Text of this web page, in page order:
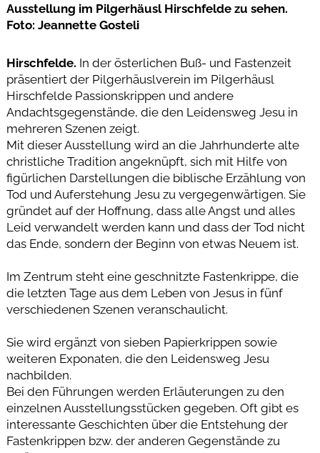
Ausstellung im Pilgerhäusl Hirschfelde zu sehen.
Foto: Jeannette Gosteli
Hirschfelde. In der österlichen Buß- und Fastenzeit
präsentiert der Pilgerhäuslverein im Pilgerhäusl
Hirschfelde Passionskrippen und andere
Andachtsgegenstände, die den Leidensweg Jesu in
mehreren Szenen zeigt.
Mit dieser Ausstellung wird an die Jahrhunderte alte
christliche Tradition angeknüpft, sich mit Hilfe von
figürlichen Darstellungen die biblische Erzählung von
Tod und Auferstehung Jesu zu vergegenwärtigen. Sie
gründet auf der Hoffnung, dass alle Angst und alles
Leid verwandelt werden kann und dass der Tod nicht
das Ende, sondern der Beginn von etwas Neuem ist.
Im Zentrum steht eine geschnitzte Fastenkrippe, die
die letzten Tage aus dem Leben von Jesus in fünf
verschiedenen Szenen veranschaulicht.
Sie wird ergänzt von sieben Papierkrippen sowie
weiteren Exponaten, die den Leidensweg Jesu
nachbilden.
Bei den Führungen werden Erläuterungen zu den
einzelnen Ausstellungsstücken gegeben. Oft gibt es
interessante Geschichten über die Entstehung der
Fastenkrippen bzw. der anderen Gegenstände zu